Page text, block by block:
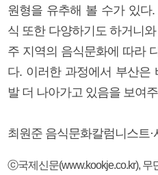
원형을 유추해 볼 수가 있다
식 또한 다양하기도 하거니
주 지역의 음식문화에 따라
다. 이러한 과정에서 부산은
발 더 나아가고 있음을 보여
최원준 음식문화칼럼니스트·
ⓒ국제신문(www.kookje.co.kr), 무